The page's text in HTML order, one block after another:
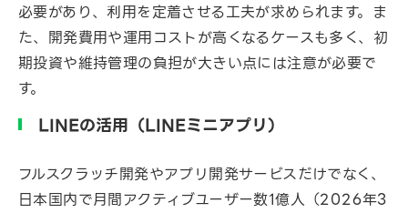
必要があり、利用を定着させる工夫が求められます。ま
た、開発費用や運用コストが高くなるケースも多く、初
期投資や維持管理の負担が大きい点には注意が必要で
す。
LINEの活用（LINEミニアプリ）
フルスクラッチ開発やアプリ開発サービスだけでなく、
日本国内で月間アクティブユーザー数1億人（2026年3